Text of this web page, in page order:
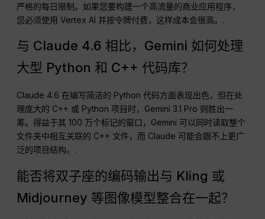
严格的每日限制。如果您要构建一个高流量的商业应用程序，
您必须使用 Vertex AI 并按令牌付费，这样成本会很高。.
与 Claude 4.6 相比，Gemini 如何处理
大型 Python 和 C++ 代码库？
Claude 4.6 在编写简洁的 Python 代码方面表现出色，但在处
理庞大的 C++ 或 Python 项目时，Gemini 3.1 Pro 则胜出一
筹。得益于其 100 万个标记的窗口，Gemini 可以同时读取整个
文件夹中相互关联的 C++ 文件，而 Claude 可能会跟不上更广
泛的项目结构。.
能否将双子座的编码输出与 Kling 或
Midjourney 等图像模型整合在一起？